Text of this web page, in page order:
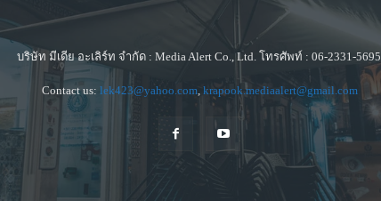
บริษัท มีเดีย อะเลิร์ท จำกัด : Media Alert Co., Ltd. โทรศัพท์ : 06-2331-5695
Contact us: lek423@yahoo.com, krapook.mediaalert@gmail.com